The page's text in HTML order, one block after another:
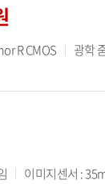
R CMOS 광학
이미지센서 :